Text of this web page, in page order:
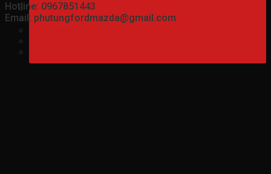
Ford Modeo
Ford Transit
Hotline: 0967851443
Email: phutungfordmazda@gmail.com